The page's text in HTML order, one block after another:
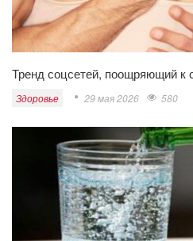
Тренд соцсетей, поощряющий к
Здоровье 29 мая 2026 580